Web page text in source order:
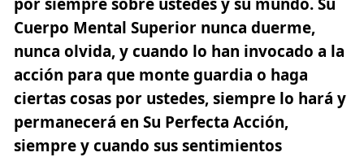
Cuerpo Mental Superior nunca duerme,
nunca olvida, y cuando lo han invocado a la
acción para que monte guardia o haga
ciertas cosas por ustedes, siempre lo hará y
permanecerá en Su Perfecta Acción,
siempre y cuando sus sentimientos